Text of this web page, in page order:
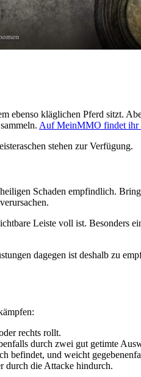
kläglichen Pferd sitzt.
Auf MeinMMO findet ihr
stehen zur Verfügung.
Schaden empfindlich.
Leiste voll ist. Besonders
dagegen ist deshalb zu
rechts rollt.
durch zwei gut getimte
befindet, und weicht
durch die Attacke hindurch.